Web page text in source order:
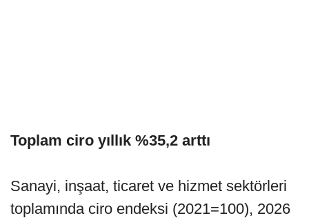
Toplam ciro yıllık %35,2 arttı
Sanayi, inşaat, ticaret ve hizmet sektörleri
toplamında ciro endeksi (2021=100), 2026